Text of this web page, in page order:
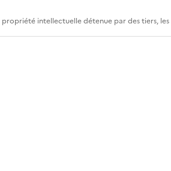
intellectuelle détenue par des tiers,